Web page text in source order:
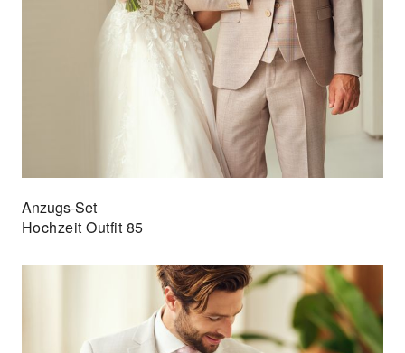
Anzugs-Set
Hochzeit Outfit 85